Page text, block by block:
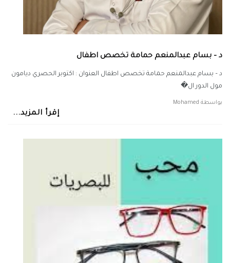
د – بسام عبدالمنعم حمامة تخصص اطفال
د – بسام عبدالمنعم حمامة تخصص اطفال العنوان : اكتوبر الحصري ديامون
مول الدور ال�
بواسطة Mohamed
إقرأ المزيد...